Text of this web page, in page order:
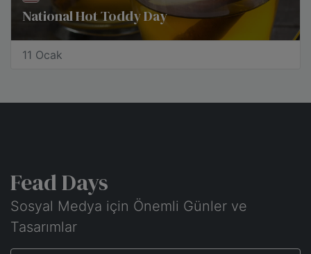
National Hot Toddy Day
11 Ocak
Fead Days
Sosyal Medya için Önemli Günler ve
Tasarımlar